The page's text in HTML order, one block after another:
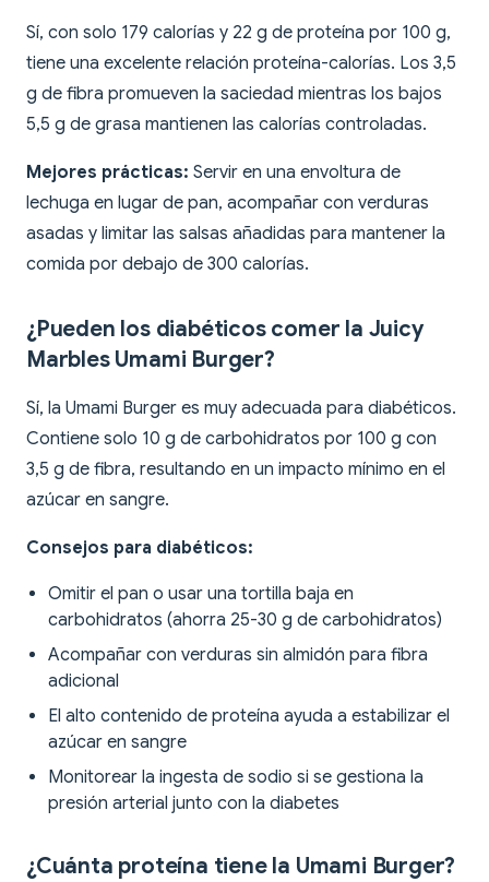
Sí, con solo 179 calorías y 22 g de proteína por 100 g,
tiene una excelente relación proteína-calorías. Los 3,5
g de fibra promueven la saciedad mientras los bajos
5,5 g de grasa mantienen las calorías controladas.
Mejores prácticas: Servir en una envoltura de
lechuga en lugar de pan, acompañar con verduras
asadas y limitar las salsas añadidas para mantener la
comida por debajo de 300 calorías.
¿Pueden los diabéticos comer la Juicy
Marbles Umami Burger?
Sí, la Umami Burger es muy adecuada para diabéticos.
Contiene solo 10 g de carbohidratos por 100 g con
3,5 g de fibra, resultando en un impacto mínimo en el
azúcar en sangre.
Consejos para diabéticos:
Omitir el pan o usar una tortilla baja en
carbohidratos (ahorra 25-30 g de carbohidratos)
Acompañar con verduras sin almidón para fibra
adicional
El alto contenido de proteína ayuda a estabilizar el
azúcar en sangre
Monitorear la ingesta de sodio si se gestiona la
presión arterial junto con la diabetes
¿Cuánta proteína tiene la Umami Burger?